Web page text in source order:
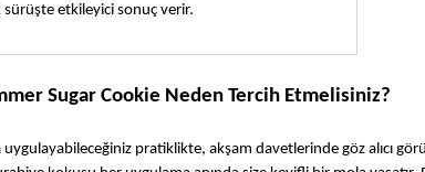
etkileyici sonuç verir.
Sugar Cookie Neden Tercih Etmelisiniz?
uygulayabileceğiniz pratiklikte, akşam davetlerinde göz alıcı